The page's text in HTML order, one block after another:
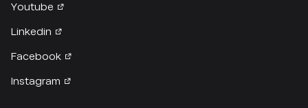
Youtube
Linkedin
Facebook
Instagram